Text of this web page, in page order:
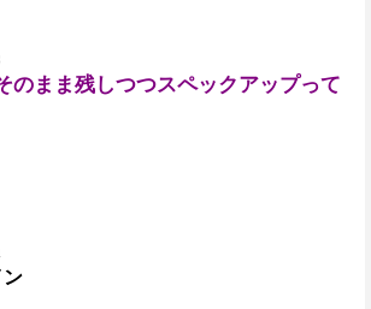
のまま残しつつスペックアップって
ン